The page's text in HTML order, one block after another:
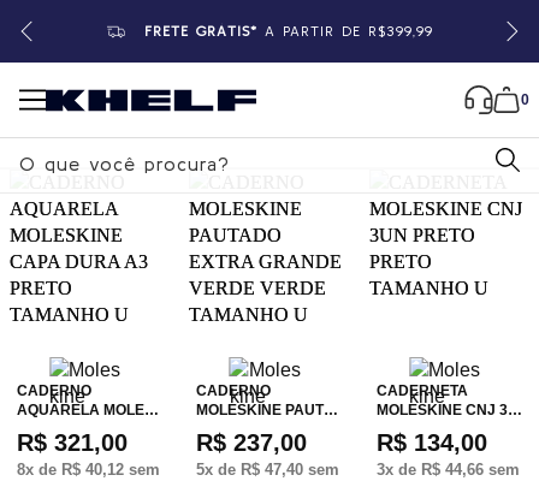
FRETE GRÁTIS* A PARTIR DE R$399,99
0
B
CADERNO
AQUARELA MOLE…
R$ 321,00
8x de R$ 40,12 sem
CADERNO
MOLESKINE PAUT…
R$ 237,00
5x de R$ 47,40 sem
CADERNETA
MOLESKINE CNJ 3…
R$ 134,00
3x de R$ 44,66sem